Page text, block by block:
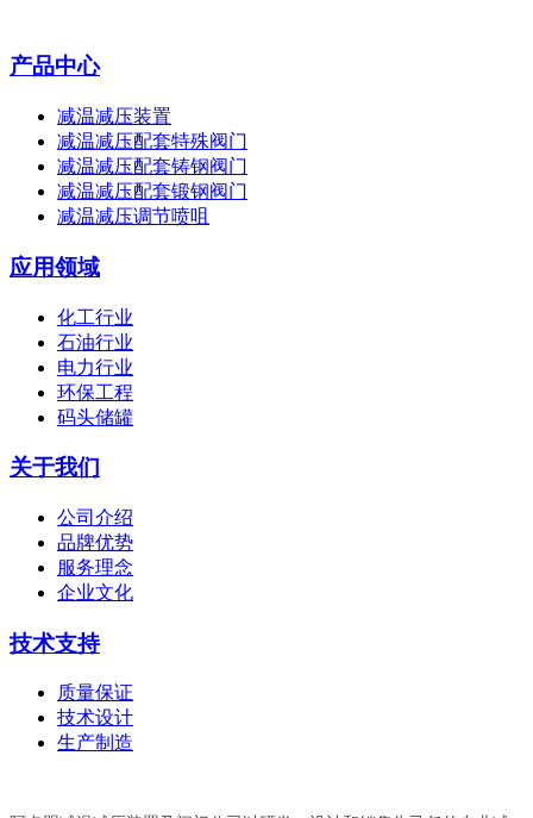
产品中心
减温减压装置
减温减压配套特殊阀门
减温减压配套铸钢阀门
减温减压配套锻钢阀门
减温减压调节喷咀
应用领域
化工行业
石油行业
电力行业
环保工程
码头储罐
关于我们
公司介绍
品牌优势
服务理念
企业文化
技术支持
质量保证
技术设计
生产制造